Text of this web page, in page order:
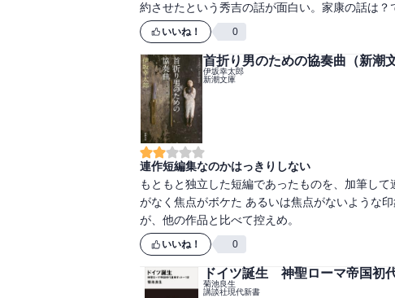
約させたという秀吉の話が面白い。家康の話は？
いいね！ 0
首折り男のための協奏曲（新潮文
伊坂幸太郎
新潮文庫
連作短編集なのかはっきりしない
もともと独立した短編であったものを、加筆し
がなく焦点がボケた あるいは焦点がないような
が、他の作品と比べて控えめ。
いいね！ 0
ドイツ誕生 神聖ローマ帝国初
菊池良生
講談社現代新書